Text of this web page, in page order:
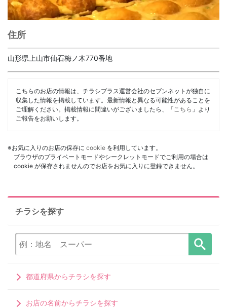
住所
山形県上山市仙石梅ノ木770番地
こちらのお店の情報は、チラシプラス運営会社のセブンネットが独自に
収集した情報を掲載しています。最新情報と異なる可能性があることを
ご理解ください。掲載情報に間違いがございましたら、「 こちら 」より
ご報告をお願いします。
※お気に入りのお店の保存に cookie を利用しています。
ブラウザのプライベートモードやシークレットモードでご利用の場合は
cookie が保存されませんのでお店をお気に入りに登録できません。
チラシを探す
都道府県からチラシを探す
お店の名前からチラシを探す